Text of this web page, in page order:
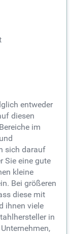
entweder
diesen
im
sich darauf
Sie eine gute
kleine
Bei größeren
diese mit
ihnen viele
in